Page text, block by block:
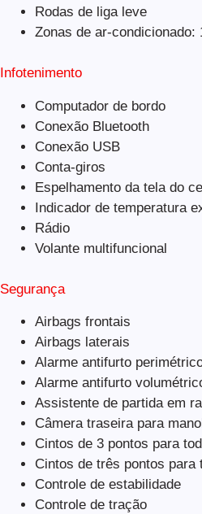
Rodas de liga leve
Zonas de ar-condicionado:
Infotenimento
Computador de bordo
Conexão Bluetooth
Conexão USB
Conta-giros
Espelhamento da tela do
Indicador de temperatura
Rádio
Volante multifuncional
Segurança
Airbags frontais
Airbags laterais
Alarme antifurto
Alarme antifurto
Assistente de partida em
Câmera traseira para
Cintos de 3 pontos para
Cintos de três pontos para
Controle de estabilidade
Controle de tração